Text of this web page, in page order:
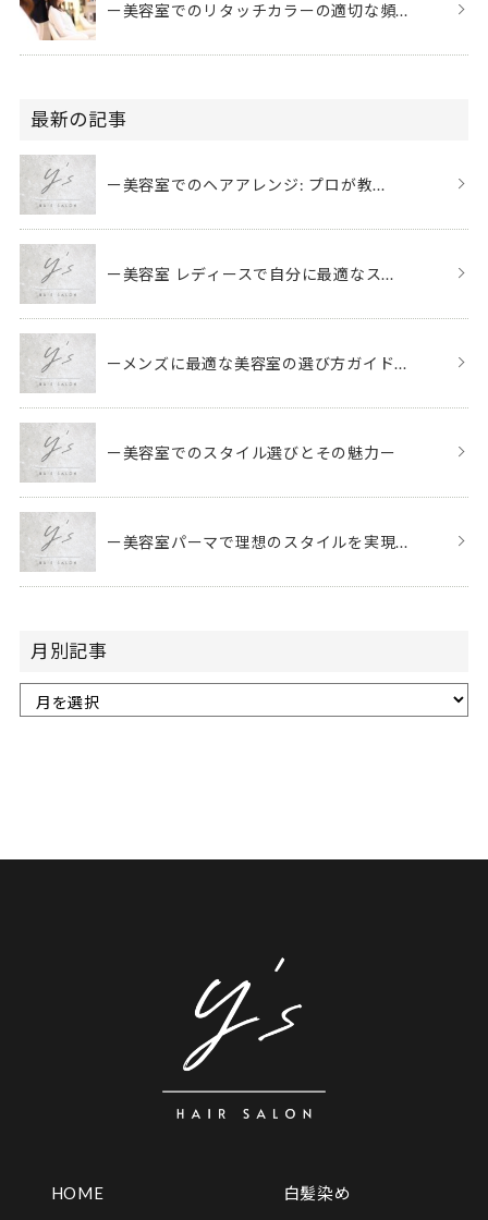
ー美容室でのリタッチカラーの適切な頻...
最新の記事
ー美容室でのヘアアレンジ: プロが教...
ー美容室 レディースで自分に最適なス...
ーメンズに最適な美容室の選び方ガイド...
ー美容室でのスタイル選びとその魅力ー
ー美容室パーマで理想のスタイルを実現...
月別記事
HOME 白髪染め